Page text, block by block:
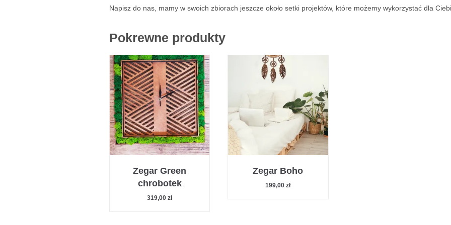
Napisz do nas, mamy w swoich zbiorach jeszcze około setki projektów, które możemy wykorzystać dla
Pokrewne produkty
Zegar Green
chrobotek
319,00 zł
Zegar Boho
199,00zł